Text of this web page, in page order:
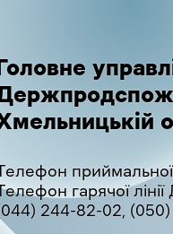
гарячої
244-82-02,